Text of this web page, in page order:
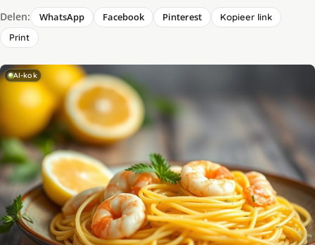
Delen: WhatsApp Facebook Pinterest
Kopieer link
Print
AI-kok